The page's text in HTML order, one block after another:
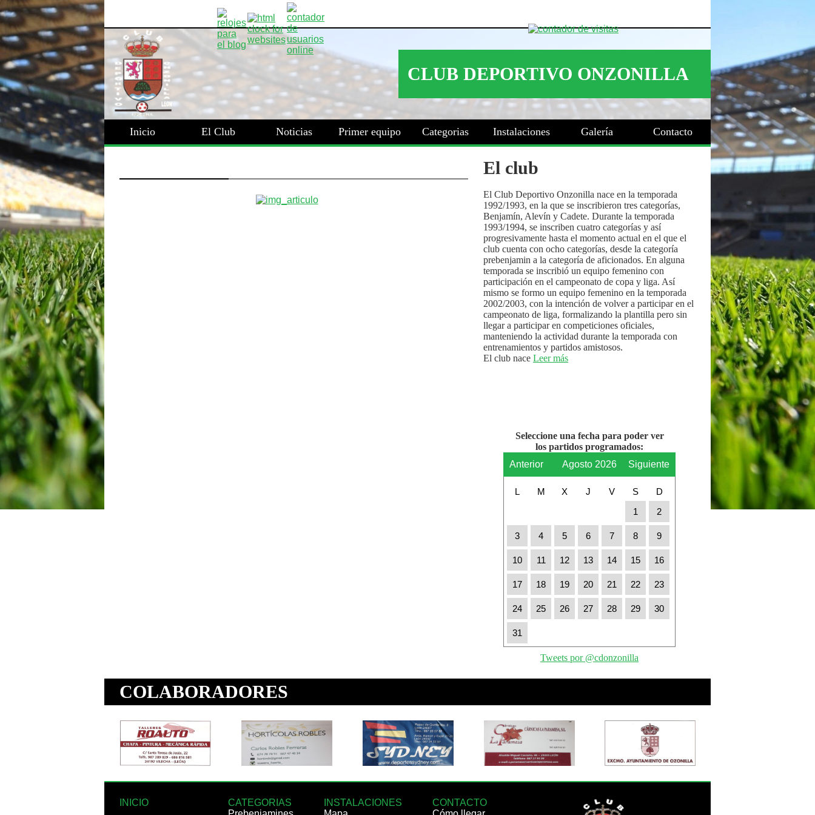
Inicio El Club Noticias Primer equipo Categorias Instalaciones Galería Contacto
El club
El Club Deportivo Onzonilla nace en la temporada
1992/1993, en la que se inscribieron tres categorías,
Benjamín, Alevín y Cadete. Durante la temporada
1993/1994, se inscriben cuatro categorías y así
progresivamente hasta el momento actual en el que el
club cuenta con ocho categorías, desde la categoría
prebenjamin a la categoría de aficionados. En alguna
temporada se inscribió un equipo femenino con
participación en el campeonato de copa y liga. Así
mismo se formo un equipo femenino en la temporada
2002/2003, con la intención de volver a participar en el
campeonato de liga, formalizando la plantilla pero sin
llegar a participar en competiciones oficiales,
manteniendo la actividad durante la temporada con
entrenamientos y partidos amistosos.
El club nace Leer más
Seleccione una fecha para poder ver
los partidos programados:
Anterior
Agosto 2026 Siguiente
L M X J V S
D
1
2
3 4 5 6 7 8 9
10 11 12 13 14 15 16
17 18 19 20 21 22 23
24 25 26 27 28 29 30
31
Tweets por @cdonzonilla
INICIO
CATEGORIAS
INSTALACIONES
CONTACTO